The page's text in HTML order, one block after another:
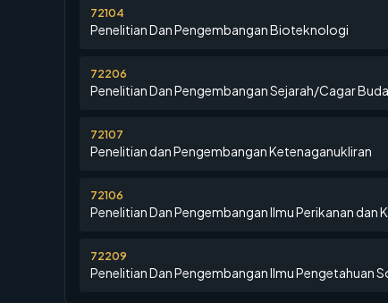
72104
Penelitian Dan Pengembangan Bioteknologi
72206
Penelitian Dan Pengembangan Sejarah/Cagar
72107
Penelitian dan Pengembangan Ketenaganukliran
72106
Penelitian Dan Pengembangan Ilmu Perikanan dan
72209
Penelitian Dan Pengembangan Ilmu Pengetahuan